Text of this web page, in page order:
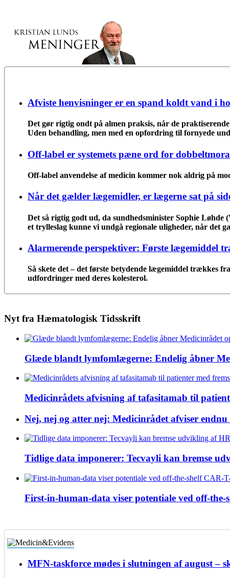
Afviste henvisninger er en spand koldt vand i
Det gør rigtig ondt på almen praksis, når de
Uden behandling, men med en opfordring til fornyede
Off-label er systemets pæne ord for
Off-label anvendelse af medicin kommer nok aldrig på
Når det gælder lægemidler, er lægerne sat på
Det så rigtig godt ud, da sundhedsminister Sophie
et trylleslag kunne vi undgå regionale uligheder, når det
Alarmerende perspektiver: Første lægemiddel
Så skete det – det første betydende lægemiddel trækkes
udfordringer med deres kolesterol.
Nyt fra Hæmatologisk Tidsskrift
Glæde blandt lymfomlægerne: Endelig åbner
Medicinrådets afvisning af tafasitamab til
Nej, nej og atter nej: Medicinrådet afviser
Tidlige data imponerer: Tecvayli kan bremse
First-in-human-data viser potentiale ved off-
MFN-taskforce mødes i slutningen af august –